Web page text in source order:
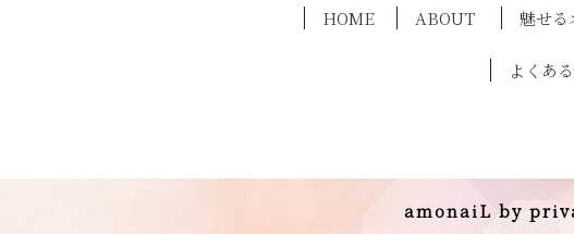
HOME ABOUT 魅せる
よくあ
amonaiL by